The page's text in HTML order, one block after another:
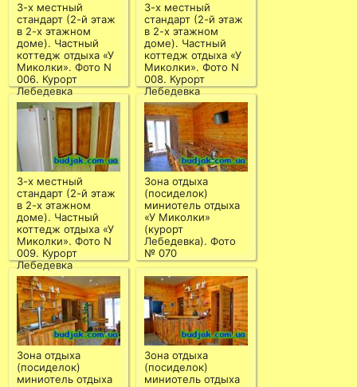
3-х местный
стандарт (2-й этаж
в 2-х этажном
доме). Частный
коттедж отдыха «У
Миколки». Фото N
006. Курорт
Лебедевка
3-х местный
стандарт (2-й этаж
в 2-х этажном
доме). Частный
коттедж отдыха «У
Миколки». Фото N
008. Курорт
Лебедевка
3-х местный
стандарт (2-й этаж
в 2-х этажном
доме). Частный
коттедж отдыха «У
Миколки». Фото N
009. Курорт
Лебедевка
Зона отдыха
(посиделок)
миниотель отдыха
«У Миколки»
(курорт
Лебедевка). Фото
№ 070
Зона отдыха
(посиделок)
миниотель отдыха
Зона отдыха
(посиделок)
миниотель отдыха